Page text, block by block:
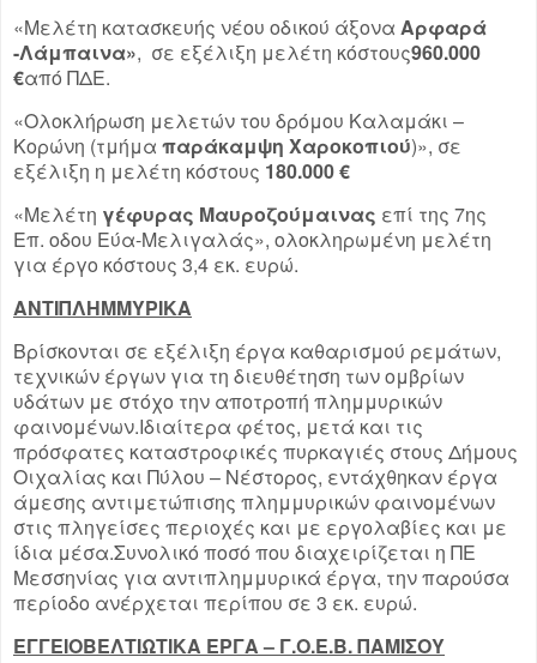
«Μελέτη κατασκευής νέου οδικού άξονα Αρφαρά
-Λάμπαινα», σε εξέλιξη μελέτη κόστους960.000
€από ΠΔΕ.
«Ολοκλήρωση μελετών του δρόμου Καλαμάκι –
Κορώνη (τμήμα παράκαμψη Χαροκοπιού)», σε
εξέλιξη η μελέτη κόστους 180.000 €
«Μελέτη γέφυρας Μαυροζούμαινας επί της 7ης
Επ. οδου Εύα-Μελιγαλάς», ολοκληρωμένη μελέτη
για έργο κόστους 3,4 εκ. ευρώ.
ΑΝΤΙΠΛΗΜΜΥΡΙΚΑ
Βρίσκονται σε εξέλιξη έργα καθαρισμού ρεμάτων,
τεχνικών έργων για τη διευθέτηση των ομβρίων
υδάτων με στόχο την αποτροπή πλημμυρικών
φαινομένων.Ιδιαίτερα φέτος, μετά και τις
πρόσφατες καταστροφικές πυρκαγιές στους Δήμους
Οιχαλίας και Πύλου – Νέστορος, εντάχθηκαν έργα
άμεσης αντιμετώπισης πλημμυρικών φαινομένων
στις πληγείσες περιοχές και με εργολαβίες και με
ίδια μέσα.Συνολικό ποσό που διαχειρίζεται η ΠΕ
Μεσσηνίας για αντιπλημμυρικά έργα, την παρούσα
περίοδο ανέρχεται περίπου σε 3 εκ. ευρώ.
ΕΓΓΕΙΟΒΕΛΤΙΩΤΙΚΑ ΕΡΓΑ – Γ.Ο.Ε.Β. ΠΑΜΙΣΟΥ